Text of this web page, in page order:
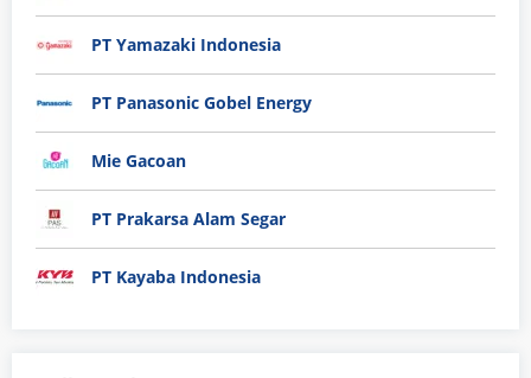
PT Yamazaki Indonesia
PT Panasonic Gobel Energy
Mie Gacoan
PT Prakarsa Alam Segar
PT Kayaba Indonesia